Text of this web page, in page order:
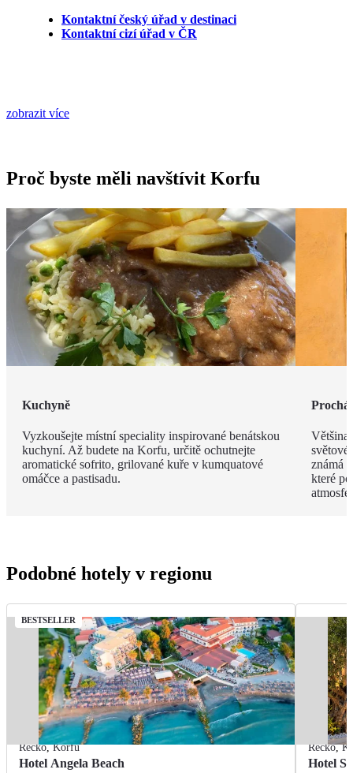
Kontaktní český úřad v destinaci
Kontaktní cizí úřad v ČR
zobrazit více
Proč byste měli navštívit Korfu
Kuchyně
Vyzkoušejte místní speciality inspirované benátskou
kuchyní. Až budete na Korfu, určitě ochutnejte
aromatické sofrito, grilované kuře v kumquatové
omáčce a pastisadu.
Většina
známá
které
Podobné hotely v regionu
BESTSELLER
Řecko,Korfu
Hotel Angela Beach
Řecko,
Hotel